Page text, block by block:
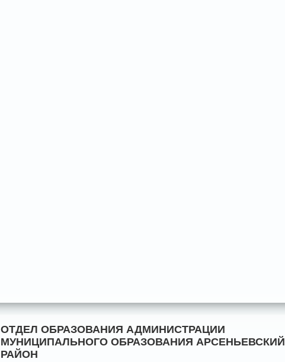
ОТДЕЛ ОБРАЗОВАНИЯ АДМИНИСТРАЦИИ
МУНИЦИПАЛЬНОГО ОБРАЗОВАНИЯ АРСЕНЬЕВСКИЙ
РАЙОН